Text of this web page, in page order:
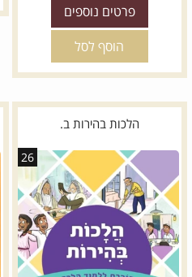
*
פרטים נוספים
הוסף לסל
הלכות בהירות ב.
26